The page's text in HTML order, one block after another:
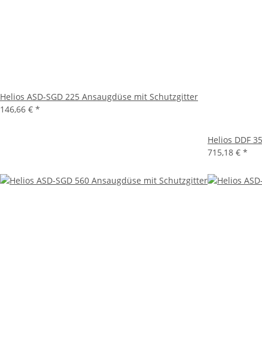
Helios ASD-SGD 225 Ansaugdüse mit Schutzgitter
146,66 € *
Helios DDF
715,18 € *